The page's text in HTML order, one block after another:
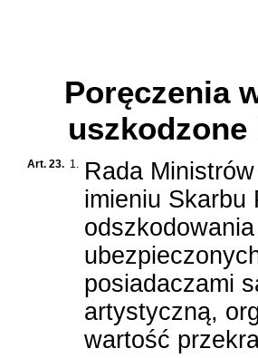
Poręczenia
Art. 23. 1.
Rada
imieniu Skarbu
posiadaczami
artystyczną,
wartość